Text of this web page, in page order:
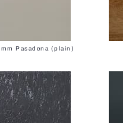
Pasadena (plain)